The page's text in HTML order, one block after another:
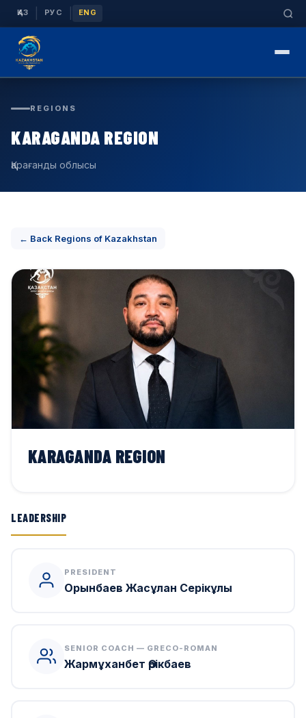
ҚАЗ РУС ENG
REGIONS
KARAGANDA REGION
Қарағанды облысы
← Back Regions of Kazakhstan
KARAGANDA REGION
LEADERSHIP
PRESIDENT
Орынбаев Жасұлан Серікұлы
SENIOR COACH — GRECO-ROMAN
Жармұханбет Өрікбаев